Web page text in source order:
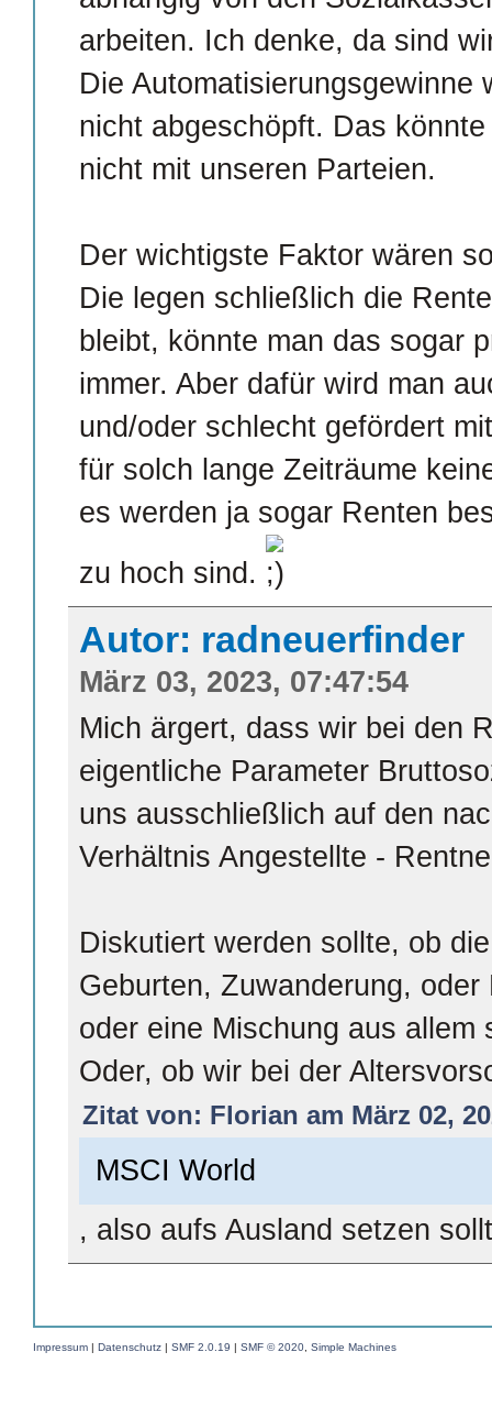
arbeiten. Ich denke, da sind
Die Automatisierungsgewinne
nicht abgeschöpft. Das
nicht mit unseren Parteien.
Der wichtigste Faktor wären
Die legen schließlich die
bleibt, könnte man das sogar
immer. Aber dafür wird man
und/oder schlecht gefördert
für solch lange Zeiträume
es werden ja sogar Renten
zu hoch sind.
Autor: radneuerfinder
März 03, 2023, 07:47:54
Mich ärgert, dass wir bei den
eigentliche Parameter
uns ausschließlich auf den
Verhältnis Angestellte -
Diskutiert werden sollte, ob
Geburten, Zuwanderung,
oder eine Mischung aus
Oder, ob wir bei der
Zitat von: Florian am März 02,
MSCI World
, also aufs Ausland setzen
Impressum | Datenschutz | SMF 2.0.19 | SMF © 2020 Simple Machines